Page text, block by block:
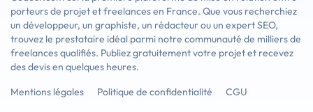
porteurs de projet et freelances en France. Que vous recherchiez
un développeur, un graphiste, un rédacteur ou un expert SEO,
trouvez le prestataire idéal parmi notre communauté de milliers de
freelances qualifiés. Publiez gratuitement votre projet et recevez
des devis en quelques heures.
Mentions légales
Politique de confidentialité
CGU